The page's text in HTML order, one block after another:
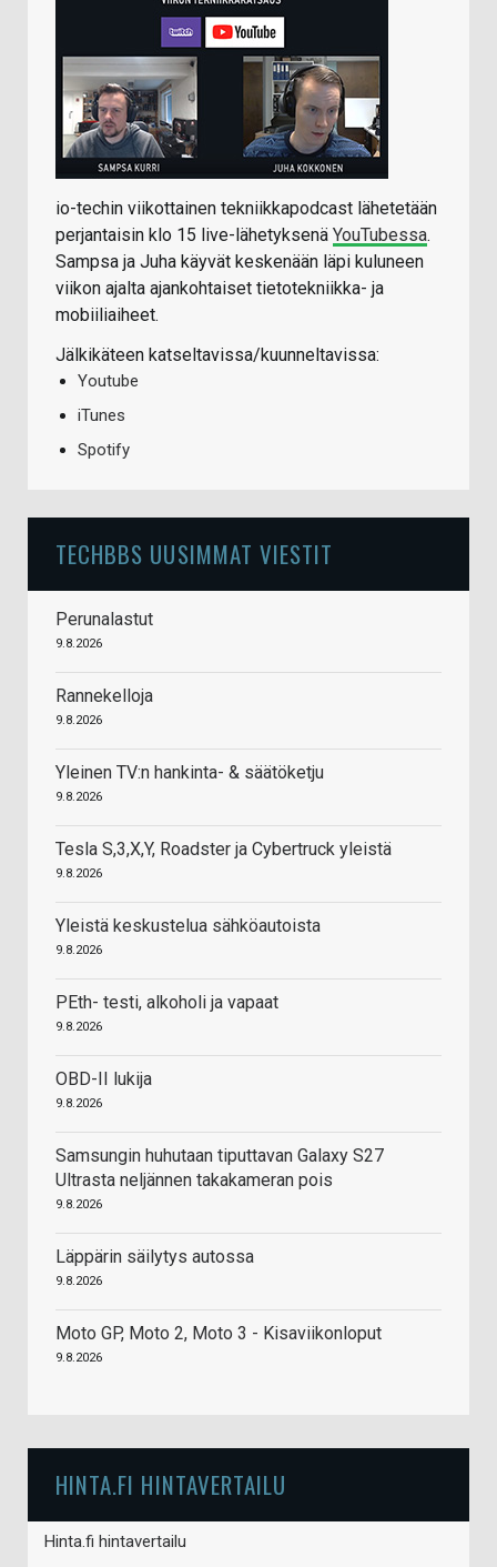
io-techin viikottainen tekniikkapodcast lähetetään
perjantaisin klo 15 live-lähetyksenä YouTubessa.
Sampsa ja Juha käyvät keskenään läpi kuluneen
viikon ajalta ajankohtaiset tietotekniikka- ja
mobiiliaiheet.
Jälkikäteen katseltavissa/kuunneltavissa:
Youtube
iTunes
Spotify
TECHBBS UUSIMMAT VIESTIT
Perunalastut
9.8.2026
Rannekelloja
9.8.2026
Yleinen TV:n hankinta- & säätöketju
9.8.2026
Tesla S,3,X,Y, Roadster ja Cybertruck yleistä
9.8.2026
Yleistä keskustelua sähköautoista
9.8.2026
PEth- testi, alkoholi ja vapaat
9.8.2026
OBD-II lukija
9.8.2026
Samsungin huhutaan tiputtavan Galaxy S27
Ultrasta neljännen takakameran pois
9.8.2026
Läppärin säilytys autossa
9.8.2026
Moto GP, Moto 2, Moto 3 - Kisaviikonloput
9.8.2026
HINTA.FI HINTAVERTAILU
Hinta.fi hintavertailu